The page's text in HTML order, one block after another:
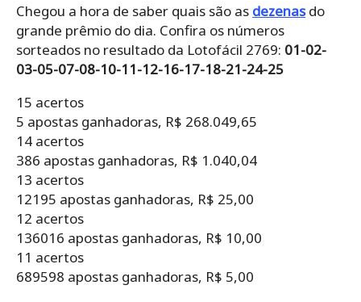
Chegou a hora de saber quais são as dezenasdo
grande prêmio do dia. Confira os números
sorteados no resultado da Lotofácil 2769: 01-02-
03-05-07-08-10-11-12-16-17-18-21-24-25
15 acertos
5 apostas ganhadoras, R$ 268.049,65
14 acertos
386 apostas ganhadoras, R$ 1.040,04
13 acertos
12195 apostas ganhadoras, R$ 25,00
12 acertos
136016 apostas ganhadoras, R$ 10,00
11 acertos
689598 apostas ganhadoras, R$ 5,00